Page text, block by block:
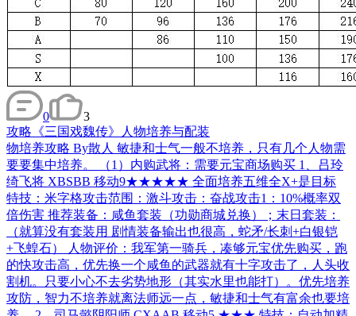
0
3
攻略 《三国戏魏传》人物培养与配装
物培养攻略 By散人 敏捷和士气一般不培养，只有几个人物需
要要集中培养。 （1）内购武将：需要元宝商场购买 1、吕玲
绮飞将 XBSBB 移动9★★★★★ 全面培养五维全X+是目标
特技：米字格攻击范围：激斗攻击：奋战攻击1：10%概率双
倍伤害 推荐装备：咸鱼套装（功勋商城兑换）；末日套装：
（就算没有套装用 剧情装备输出也很高，蛇矛/长刺+白银铠
+飞蝗石） 人物评价：我军第一骑兵，凑够元宝优先购买，跑
的快攻击高，优先换一个咸鱼的武器就有十字攻击了，人头收
割机。只要小心不去劣势地形（其实水里也能打）。优先培养
攻防，智力不培养就离法师远一点，敏捷和士气有富余也要培